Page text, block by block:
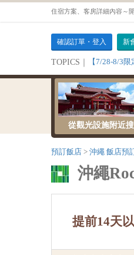
確認訂單・登入 新
TOPICS｜ 【7/28-8/3
從觀光設施附近
預訂飯店 沖繩 飯店預
沖繩
提前14天